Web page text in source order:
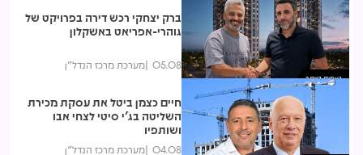
נצפות ביותר
ברק יצחקי רכש דירה בפרויקט של
גוהרי-אפריאט באשקלון
05.08 מערכת מרכז הנדל"ן
חיים כצמן ביטל את עסקת מכירת
השליטה בג'י סיטי לצחי אבו
ושותפיו
04.08 מערכת מרכז הנדל"ן